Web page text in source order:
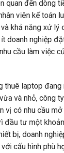
quan đến dòng
viên kế toán
khả năng xử lý
doanh nghiệp
cầu làm việc
thuê laptop đang
và nhỏ, công
vị có nhu cầu
đầu tư một
bị, doanh
cấu hình phù